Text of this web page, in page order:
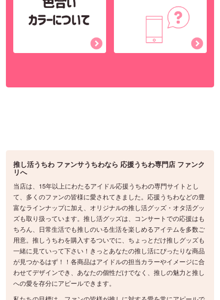
推し活うちわ ファンサうちわなら 応援うちわ専門店 ファンク
リへ
当店は、15年以上にわたるアイドル応援うちわの専門サイトとし
て、多くのファンの皆様に愛されてきました。応援うちわなどの豊
富なラインナップに加え、オリジナルの推し活グッズ・オタ活グッ
ズも取り扱っています。推し活グッズは、コンサートでの応援はも
ちろん、日常生活でも推しのいる生活を楽しめるアイテムを多数ご
用意。推しうちわを購入するついでに、ちょっとだけ推しグッズも
一緒に見ていって下さい！きっとあなたの推し活にぴったりな商品
が見つかるはず！！各商品はアイドルの担当カラーやイメージに合
わせてデザインでき、あなたの個性だけでなく、推しの魅力と推し
への愛を存分にアピールできます。